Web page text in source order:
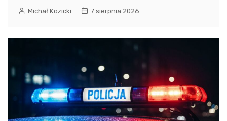
Michał Kozicki 7 sierpnia 2026